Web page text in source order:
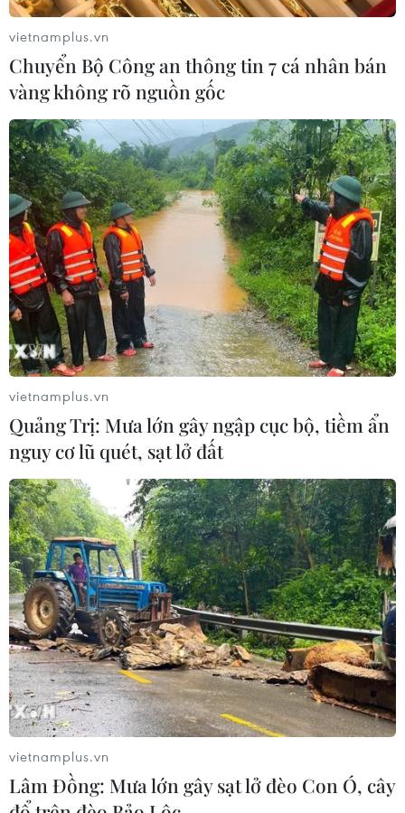
TIN CÙNG CHUYÊN MỤC
vietnamplus.vn
Chuyển Bộ Công an thông tin 7 cá nhân bán
vàng không rõ nguồn gốc
vietnamplus.vn
Quảng Trị: Mưa lớn gây ngập cục bộ, tiềm ẩn
nguy cơ lũ quét, sạt lở đất
vietnamplus.vn
Lâm Đồng: Mưa lớn gây sạt lở đèo Con Ó, cây